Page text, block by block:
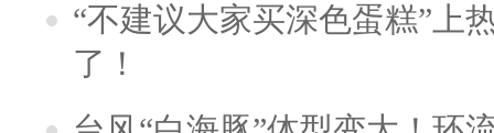
“不建议大家买深色蛋糕”上
了！